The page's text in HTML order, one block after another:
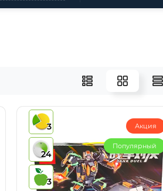
3
24
3
Акция
Популярный